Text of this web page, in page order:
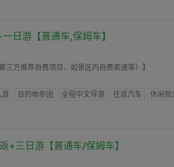
日游【普通车,保姆车】
三方推荐自费项目，如景区内自费索道等）】
游 目的地参团 全程中文导游 往返汽车 休闲观
+三日游【普通车/保姆车】